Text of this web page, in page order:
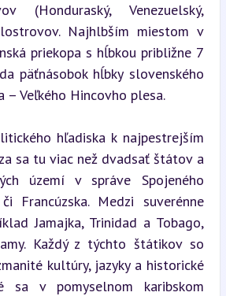
(Honduraský, Venezuelský,
Najhlbším miestom v
priekopa s hĺbkou približne 7
päťnásobok hĺbky slovenského
– Veľkého Hincovho plesa.
hľadiska k najpestrejším
sa tu viac než dvadsať štátov a
území v správe Spojeného
Francúzska. Medzi suverénne
Jamajka, Trinidad a Tobago,
Každý z týchto štátikov so
kultúry, jazyky a historické
sa v pomyselnom karibskom